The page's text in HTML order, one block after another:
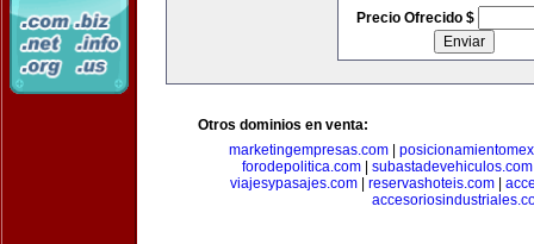
Precio Ofrecido $
Otros dominios en venta:
marketingempresas.com
forodepolitica.com| subastadevehiculos.com
viajesypasajes.com
reservashoteis.com